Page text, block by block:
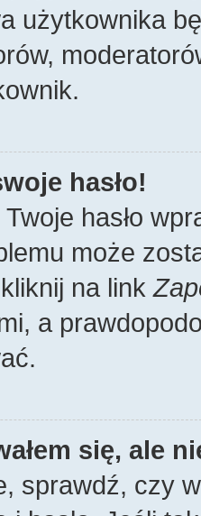
użytkownika
hasło!
hasło
może
na link
a
się, ale
sprawdź, czy